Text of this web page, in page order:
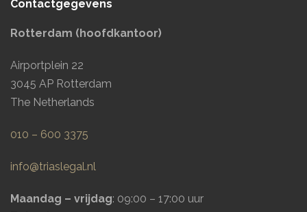
Contactgegevens
Rotterdam (hoofdkantoor)
Airportplein 22
3045 AP Rotterdam
The Netherlands
010 – 600 3375
info@triaslegal.nl
Maandag – vrijdag: 09:00 – 17:00 uur